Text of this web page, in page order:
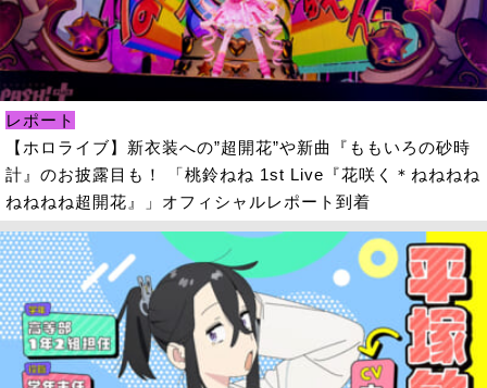
レポート
【ホロライブ】新衣装への”超開花”や新曲『ももいろの砂時
計』のお披露目も！ 「桃鈴ねね 1st Live『花咲く＊ねねねね
ねねねね超開花』」オフィシャルレポート到着